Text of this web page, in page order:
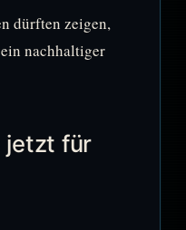
dürften zeigen,
nachhaltiger
jetzt für